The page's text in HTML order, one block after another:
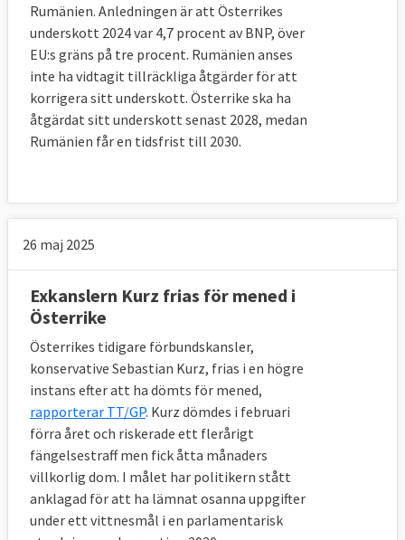
Rumänien. Anledningen är att Österrikes
underskott 2024 var 4,7 procent av BNP, över
EU:s gräns på tre procent. Rumänien anses
inte ha vidtagit tillräckliga åtgärder för att
korrigera sitt underskott. Österrike ska ha
åtgärdat sitt underskott senast 2028, medan
Rumänien får en tidsfrist till 2030.
26 maj 2025
Exkanslern Kurz frias för mened i
Österrike
Österrikes tidigare förbundskansler,
konservative Sebastian Kurz, frias i en högre
instans efter att ha dömts för mened,
rapporterar TT/GP. Kurz dömdes i februari
förra året och riskerade ett flerårigt
fängelsestraff men fick åtta månaders
villkorlig dom. I målet har politikern stått
anklagad för att ha lämnat osanna uppgifter
under ett vittnesmål i en parlamentarisk